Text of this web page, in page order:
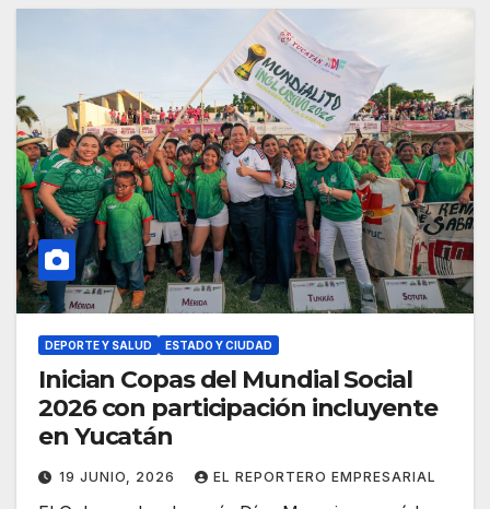
DEPORTE Y SALUD ESTADO Y CIUDAD
Inician Copas del Mundial Social
2026 con participación incluyente
en Yucatán
19 JUNIO, 2026 EL REPORTERO EMPRESARIAL